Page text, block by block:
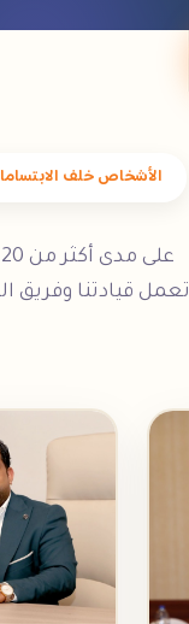
الأشخاص خلف
تعمل قيادتنا وفريق